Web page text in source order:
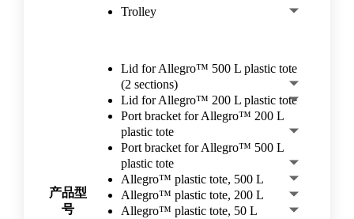
Trolley
产品型
号
Lid for Allegro™ 500 L plastic tote
(2 sections)
Lid for Allegro™ 200 L plastic tote
Port bracket for Allegro™ 200 L
plastic tote
Port bracket for Allegro™ 500 L
plastic tote
Allegro™ plastic tote, 500 L
Allegro™ plastic tote, 200 L
Allegro™ plastic tote, 50 L